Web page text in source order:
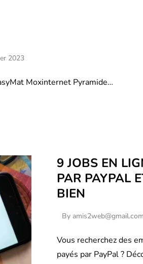
2023
Moxinternet Pyramide…
9 JOBS EN
PAR PAYPAL
BIEN
By amis2web@gmail.com
Vous recherchez des
payés par PayPal ?